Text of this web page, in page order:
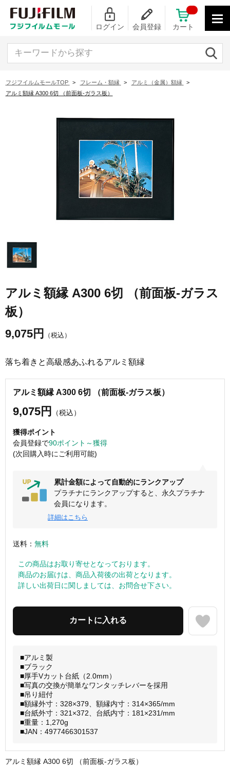
ログイン 会員登録
フジフイルムモールTOP > フレーム・額縁 > アルミ（金属）額縁
>
アルミ額縁 A300 6切 （前面板-ガラス板）
アルミ額縁 A300 6切 （前面板-ガラス
板）
9,075円 （税込）
落ち着きと高級感あふれるアルミ額縁
アルミ額縁 A300 6切 （前面板-ガラス板）
9,075円 （税込）
獲得ポイント
会員登録で90ポイント～獲得
(次回購入時にご利用可能)
累計金額によって自動的にランクアップ
プラチナにランクアップすると、永久プラチナ
会員になります。
詳細はこちら
送料： 無料
この商品はお取り寄せとなっております。
商品のお届けは、商品入荷後の出荷となります。
詳しい出荷日に関しましては、お問合せ下さい。
■アルミ製
■ブラック
■厚手Vカット台紙（2.0mm）
■写真の交換が簡単なワンタッチレバーを採用
■吊り紐付
■額縁外寸：328×379、額縁内寸：314×365/mm
■台紙外寸：321×372、台紙内寸：181×231/mm
■重量：1,270g
■JAN：4977466301537
アルミ額縁 A300 6切 （前面板-ガラス板）